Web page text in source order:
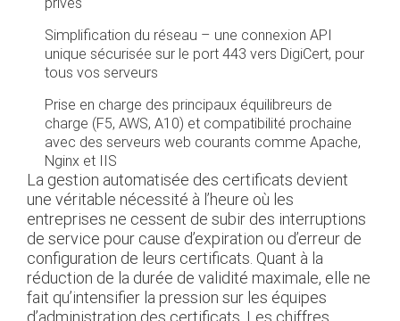
Simplification du réseau – une connexion API
unique sécurisée sur le port 443 vers DigiCert, pour
tous vos serveurs
Prise en charge des principaux équilibreurs de
charge (F5, AWS, A10) et compatibilité prochaine
avec des serveurs web courants comme Apache,
Nginx et IIS
La gestion automatisée des certificats devient
une véritable nécessité à l’heure où les
entreprises ne cessent de subir des interruptions
de service pour cause d’expiration ou d’erreur de
configuration de leurs certificats. Quant à la
réduction de la durée de validité maximale, elle ne
fait qu’intensifier la pression sur les équipes